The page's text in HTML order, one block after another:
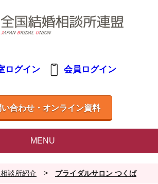
ログイン 会員ログイン
い合わせ・オンライン資料
MENU
談所紹介 > ブライダルサロン つくば